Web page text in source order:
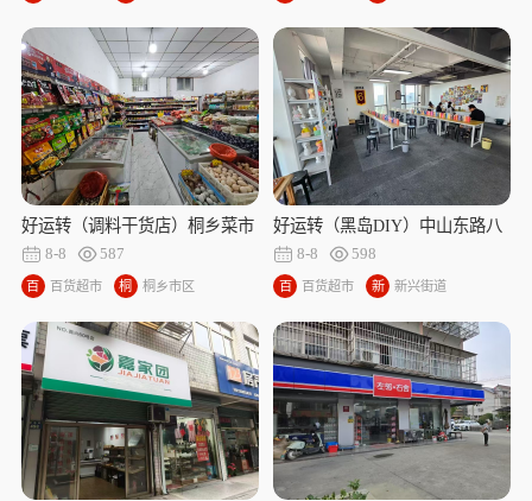
超
市
周
边
镇
好运转（调料干货店）桐乡菜市
场内经营多年的调料干货店转让
8-8 587
百
超
市
百货超市
桐
市
区
桐乡市区
好运转（黑岛DIY）中山东路八
佰伴旁手工DIY制作店转让
8-8 598
百
超
市
百货超市
新
街
道
新兴街道